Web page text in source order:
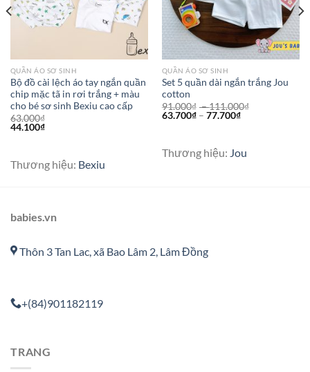
QUẦN ÁO SƠ SINH
Bộ đồ cài lệch áo tay ngắn quần
chip mặc tã in rơi trắng + màu
cho bé sơ sinh Bexiu cao cấp
63.000₫
44.100₫
Thương hiệu: Bexiu
QUẦN ÁO SƠ SINH
Set 5 quần dài ngắn trắng Jou
cotton
91.000₫ –111.000₫
63.700₫– 77.700₫
Thương hiệu: Jou
babies.vn
Thôn 3 Tan Lac, xã Bao Lâm 2, Lâm Đồng
+(84)901182119
TRANG